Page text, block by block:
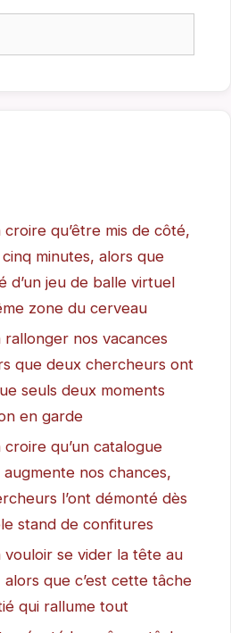
croire qu’être mis de côté,
minutes, alors que
d’un jeu de balle virtuel
zone du cerveau
rallonger nos vacances
que deux chercheurs ont
seuls deux moments
en garde
croire qu’un catalogue
nos chances,
l’ont démonté dès
stand de confitures
vouloir se vider la tête au
que c’est cette tâche
qui rallume tout